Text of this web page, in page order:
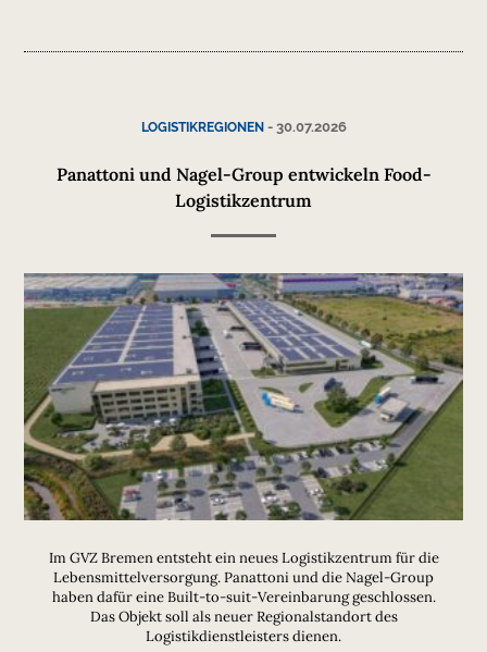
LOGISTIKREGIONEN- 30.07.2026
Panattoni und Nagel-Group entwickeln Food-
Logistikzentrum
Im GVZ Bremen entsteht ein neues Logistikzentrum für die
Lebensmittelversorgung. Panattoni und die Nagel-Group
haben dafür eine Built-to-suit-Vereinbarung geschlossen.
Das Objekt soll als neuer Regionalstandort des
Logistikdienstleisters dienen.